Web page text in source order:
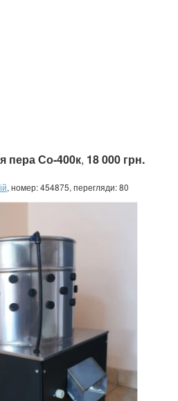
пера Со-400к, 18 000 грн.
, номер: 454875, перегляди: 80